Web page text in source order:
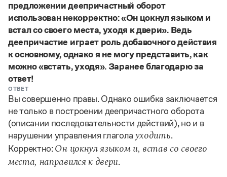
Словари
Большой орфоэпический словарь русского языка
Большой толковый словарь русских глаголов
Большой толковый словарь русских существительных
Большой толковый словарь русского языка
Большой универсальный словарь русского языка
Русский орфографический словарь
Русское словесное ударение
Современный словарь иностранных слов
Словарь антонимов
Словарь методических терминов
Словарь русских имён
Словарь синонимов
Словарь собственных имён
Словари
Русский орфографический словарь
Большой орфоэпический словарь русского языка
Словарь трудностей русского языка
Русское словесное ударение
Словарь собственных имён
Большой толковый словарь русского языка
Современный словарь иностранных слов
Большой толковый словарь русских
существительных
Большой толковый словарь русских глаголов
Словарь синонимов
Ответы справочной службы
Справочники
Правила русской орфографии и пунктуации
школьников
Письмовник
Справочник по пунктуации
Словарь-справочник трудностей русского языка
Справочник по фразеологии
Словарь-справочник «Непростые слова»
Учебник
Журнал
*
— для любого количества символов, кроме пробела
(видео-*,ране*ый)
предложении деепричастный оборот
использован некорректно: «Он цокнул языком и
встал со своего места, уходя к двери». Ведь
деепричастие играет роль добавочного действия
к основному, однако я не могу представить, как
можно «встать, уходя». Заранее благодарю за
ответ!
ОТВЕТ
Вы совершенно правы. Однако ошибка заключается
не только в построении деепричастного оборота
(описании последовательности действий), но и в
нарушении управления глагола уходить.
Корректно: Он цокнул языком и, встав со своего
места, направился к двери.